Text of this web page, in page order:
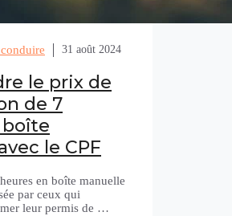
31 août 2024
le prix de
de 7
boîte
le CPF
en boîte manuelle
par ceux qui
leur permis de …